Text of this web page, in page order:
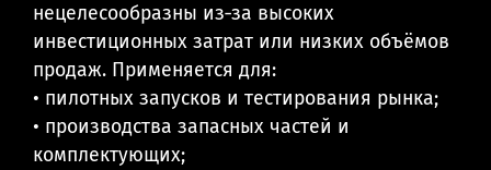
нецелесообразны из‑за высоких
инвестиционных затрат или низких объёмов
продаж. Применяется для:
• пилотных запусков и тестирования рынка;
• производства запасных частей и
комплектующих;